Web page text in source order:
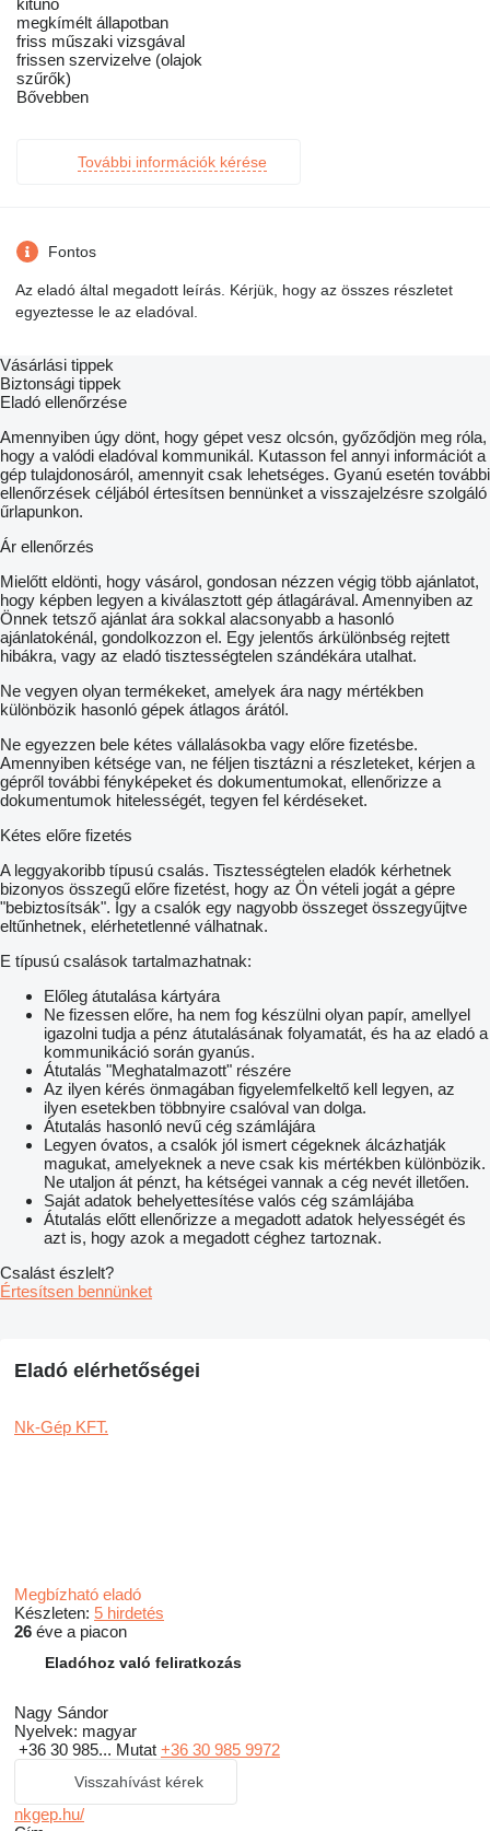
kitűnő
megkímélt állapotban
friss műszaki vizsgával
frissen szervizelve (olajok
szűrők)
Bővebben
További információk kérése
Fontos
Az eladó által megadott leírás. Kérjük, hogy az összes részletet
egyeztesse le az eladóval.
Vásárlási tippek
Biztonsági tippek
Eladó ellenőrzése
Amennyiben úgy dönt, hogy gépet vesz olcsón, győződjön meg róla,
hogy a valódi eladóval kommunikál. Kutasson fel annyi információt a
gép tulajdonosáról, amennyit csak lehetséges. Gyanú esetén további
ellenőrzések céljából értesítsen bennünket a visszajelzésre szolgáló
űrlapunkon.
Ár ellenőrzés
Mielőtt eldönti, hogy vásárol, gondosan nézzen végig több ajánlatot,
hogy képben legyen a kiválasztott gép átlagárával. Amennyiben az
Önnek tetsző ajánlat ára sokkal alacsonyabb a hasonló
ajánlatokénál, gondolkozzon el. Egy jelentős árkülönbség rejtett
hibákra, vagy az eladó tisztességtelen szándékára utalhat.
Ne vegyen olyan termékeket, amelyek ára nagy mértékben
különbözik hasonló gépek átlagos árától.
Ne egyezzen bele kétes vállalásokba vagy előre fizetésbe.
Amennyiben kétsége van, ne féljen tisztázni a részleteket, kérjen a
gépről további fényképeket és dokumentumokat, ellenőrizze a
dokumentumok hitelességét, tegyen fel kérdéseket.
Kétes előre fizetés
A leggyakoribb típusú csalás. Tisztességtelen eladók kérhetnek
bizonyos összegű előre fizetést, hogy az Ön vételi jogát a gépre
"bebiztosítsák". Így a csalók egy nagyobb összeget összegyűjtve
eltűnhetnek, elérhetetlenné válhatnak.
E típusú csalások tartalmazhatnak:
Előleg átutalása kártyára
Ne fizessen előre, ha nem fog készülni olyan papír, amellyel
igazolni tudja a pénz átutalásának folyamatát, és ha az eladó a
kommunikáció során gyanús.
Átutalás "Meghatalmazott" részére
Az ilyen kérés önmagában figyelemfelkeltő kell legyen, az
ilyen esetekben többnyire csalóval van dolga.
Átutalás hasonló nevű cég számlájára
Legyen óvatos, a csalók jól ismert cégeknek álcázhatják
magukat, amelyeknek a neve csak kis mértékben különbözik.
Ne utaljon át pénzt, ha kétségei vannak a cég nevét illetően.
Saját adatok behelyettesítése valós cég számlájába
Átutalás előtt ellenőrizze a megadott adatok helyességét és
azt is, hogy azok a megadott céghez tartoznak.
Csalást észlelt?
Értesítsen bennünket
Eladó elérhetőségei
Nk-Gép KFT.
Megbízható eladó
Készleten: 5 hirdetés
26 éve a piacon
Eladóhoz való feliratkozás
Nagy Sándor
Nyelvek: magyar
+36 30 985... Mutat +36 30 985 9972
Visszahívást kérek
nkgep.hu/